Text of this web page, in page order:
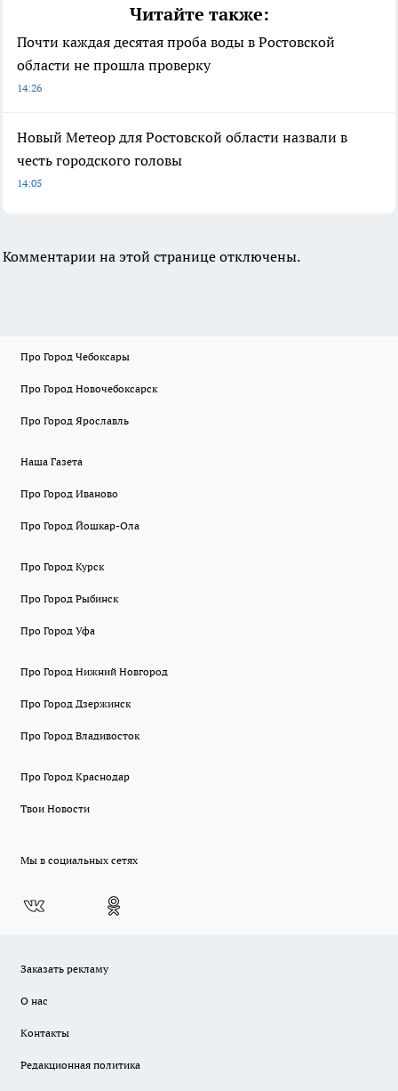
Читайте также:
Почти каждая десятая проба воды в Ростовской
области не прошла проверку
14:26
Новый Метеор для Ростовской области назвали в
честь городского головы
14:05
Комментарии на этой странице отключены.
Про Город Чебоксары
Про Город Новочебоксарск
Про Город Ярославль
Наша Газета
Про Город Иваново
Про Город Йошкар-Ола
Про Город Курск
Про Город Рыбинск
Про Город Уфа
Про Город Нижний Новгород
Про Город Дзержинск
Про Город Владивосток
Про Город Краснодар
Твои Новости
Мы в социальных сетях
Заказать рекламу
О нас
Контакты
Редакционная политика